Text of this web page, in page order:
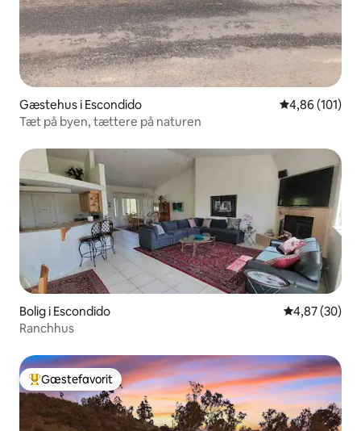
Gæstehus i Escondido 4,86 ud af 5 i
4,86 (101)
Tæt på byen, tættere på naturen
Bolig i Escondido 4,87 ud af 5 i
4,87 (30)
Ranchhus
Bedste gæstefavorit
Gæstefavorit